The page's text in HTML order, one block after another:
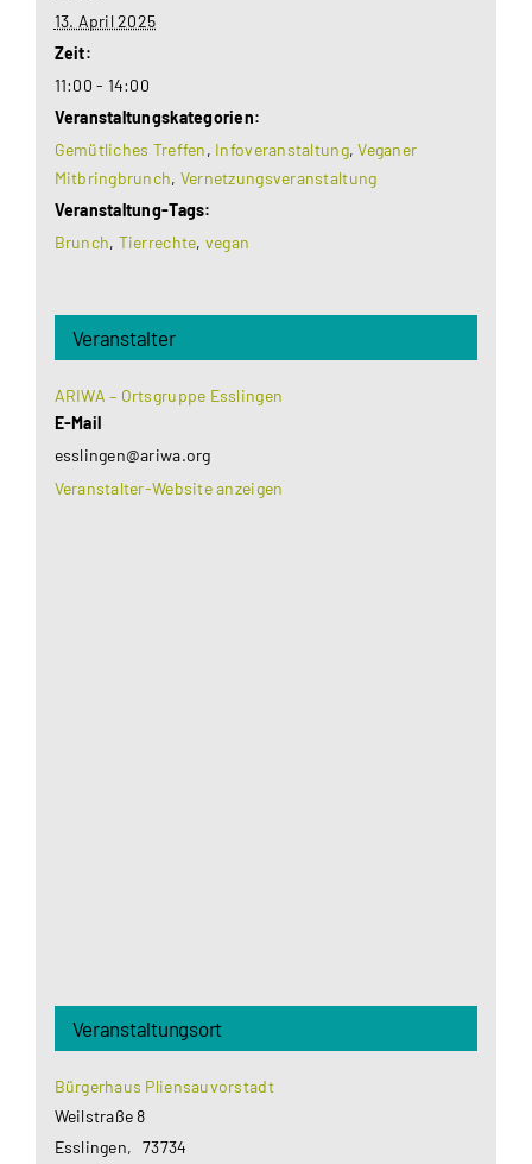
13. April 2025
Zeit:
11:00 - 14:00
Veranstaltungskategorien:
Gemütliches Treffen, Infoveranstaltung,Veganer
Mitbringbrunch, Vernetzungsveranstaltung
Veranstaltung-Tags:
Brunch, Tierrechte, vegan
Veranstalter
ARIWA – Ortsgruppe Esslingen
E-Mail
esslingen@ariwa.org
Veranstalter-Website anzeigen
Veranstaltungsort
Bürgerhaus Pliensauvorstadt
Weilstraße 8
Esslingen, 73734